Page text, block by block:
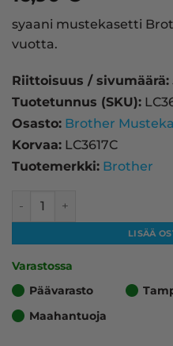
syaani mustekasetti
vuotta.
Riittoisuus / sivumäärä:
Tuotetunnus (SKU):
Osasto: Brother
Korvaa: LC3617C
Tuotemerkki: Brother
Brother LC3617C
LISÄÄ
Varastossa
Päävarasto
Maahantuoja